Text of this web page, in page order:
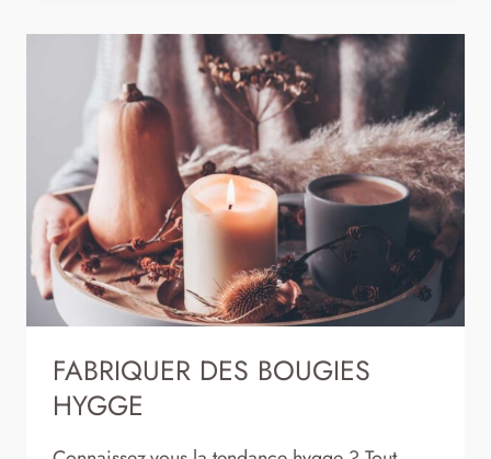
FABRICATION
DE
BOUGIES
ARTISANALES
FABRIQUER DES BOUGIES
HYGGE